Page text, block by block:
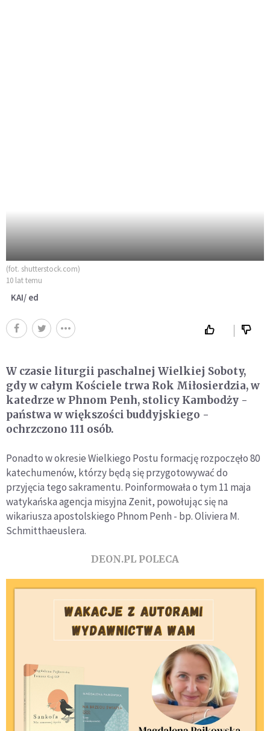
(fot. shutterstock.com)
10 lat temu
KAI/ ed
W czasie liturgii paschalnej Wielkiej Soboty,
gdy w całym Kościele trwa Rok Miłosierdzia, w
katedrze w Phnom Penh, stolicy Kambodży -
państwa w większości buddyjskiego -
ochrzczono 111 osób.
Ponadto w okresie Wielkiego Postu formację rozpoczęło 80
katechumenów, którzy będą się przygotowywać do
przyjęcia tego sakramentu. Poinformowała o tym 11 maja
watykańska agencja misyjna Zenit, powołując się na
wikariusza apostolskiego Phnom Penh - bp. Oliviera M.
Schmitthaeuslera.
DEON.PL POLECA